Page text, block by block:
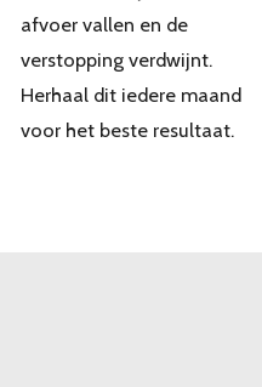
afvoer vallen en de
verstopping verdwijnt.
Herhaal dit iedere maand
voor het beste resultaat.